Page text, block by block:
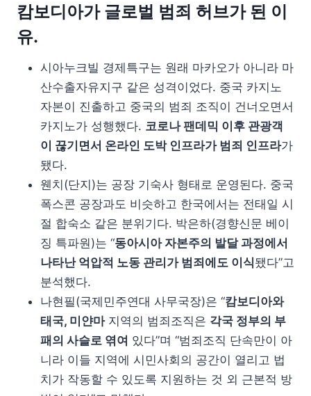
캄보디아가 글로벌 범죄 허브가 된 이
유.
시아누크빌 경제특구는 원래 마카오가 아니라 마
산수출자유지구 같은 성격이었다. 중국 카지노
자본이 진출하고 중국의 범죄 조직이 건너오면서
카지노가 성행했다. 코로나 팬데믹 이후 관광객
이 끊기면서 온라인 도박 인프라가 범죄 인프라가
됐다.
웬치(단지)는 공장 기숙사 형태로 운영된다. 중국
폭스콘 공장과도 비슷하고 한국에서는 전태일 시
절 합숙소 같은 분위기다. 박은하(경향신문 베이
징 특파원)는 “동아시아 자본주의 발달 과정에서
나타난 억압적 노동 관리가 범죄에도 이식됐다”고
분석했다.
나현필(국제민주연대 사무국장)은 “캄보디아와
태국, 미얀마지역의 범죄조직은 각국 정부의 부
패의 사슬로 엮여 있다”며 “범죄조직 단속만이 아
니라 이들 지역에 시민사회의 공간이 열리고 법
치가 작동할 수 있도록 지원하는 것 외 근본적 방